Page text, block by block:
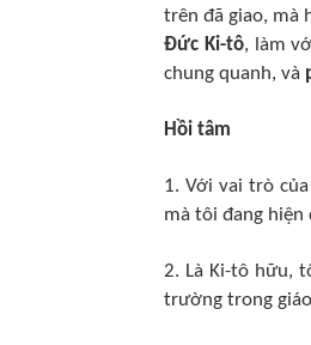
trên đã giao, mà
Đức Ki-tô, làm
chung quanh, và
Hồi tâm
1. Với vai trò
mà tôi đang
2. Là Ki-tô hữu,
trường trong